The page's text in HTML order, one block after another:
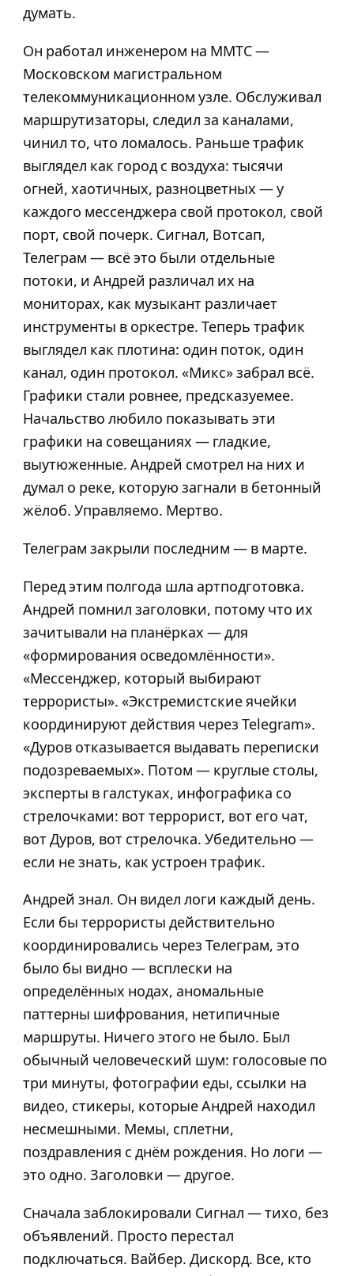
думать.
Он работал инженером на ММТС —
Московском магистральном
телекоммуникационном узле. Обслуживал
маршрутизаторы, следил за каналами,
чинил то, что ломалось. Раньше трафик
выглядел как город с воздуха: тысячи
огней, хаотичных, разноцветных — у
каждого мессенджера свой протокол, свой
порт, свой почерк. Сигнал, Вотсап,
Телеграм — всё это были отдельные
потоки, и Андрей различал их на
мониторах, как музыкант различает
инструменты в оркестре. Теперь трафик
выглядел как плотина: один поток, один
канал, один протокол. «Микс» забрал всё.
Графики стали ровнее, предсказуемее.
Начальство любило показывать эти
графики на совещаниях — гладкие,
выутюженные. Андрей смотрел на них и
думал о реке, которую загнали в бетонный
жёлоб. Управляемо. Мертво.
Телеграм закрыли последним — в марте.
Перед этим полгода шла артподготовка.
Андрей помнил заголовки, потому что их
зачитывали на планёрках — для
«формирования осведомлённости».
«Мессенджер, который выбирают
террористы». «Экстремистские ячейки
координируют действия через Telegram».
«Дуров отказывается выдавать переписки
подозреваемых». Потом — круглые столы,
эксперты в галстуках, инфографика со
стрелочками: вот террорист, вот его чат,
вот Дуров, вот стрелочка. Убедительно —
если не знать, как устроен трафик.
Андрей знал. Он видел логи каждый день.
Если бы террористы действительно
координировались через Телеграм, это
было бы видно — всплески на
определённых нодах, аномальные
паттерны шифрования, нетипичные
маршруты. Ничего этого не было. Был
обычный человеческий шум: голосовые по
три минуты, фотографии еды, ссылки на
видео, стикеры, которые Андрей находил
несмешными. Мемы, сплетни,
поздравления с днём рождения. Но логи —
это одно. Заголовки — другое.
Сначала заблокировали Сигнал — тихо, без
объявлений. Просто перестал
подключаться. Вайбер. Дискорд. Все, кто